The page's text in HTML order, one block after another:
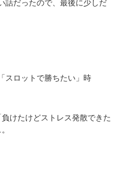
話だったので、最後に少しだ
スロットで勝ちたい」時
けたけどストレス発散できた